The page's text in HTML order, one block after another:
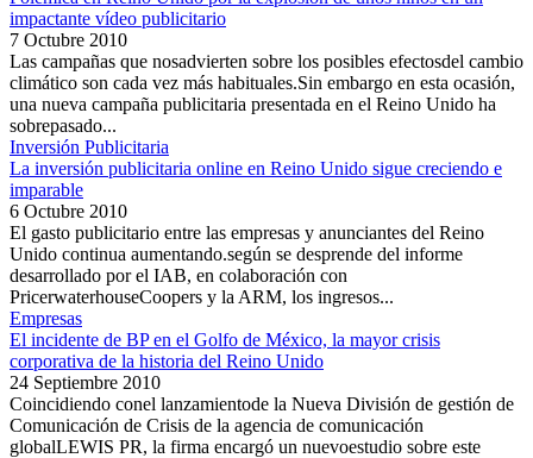
impactante vídeo publicitario
7 Octubre 2010
Las campañas que nosadvierten sobre los posibles efectosdel cambio
climático son cada vez más habituales.Sin embargo en esta ocasión,
una nueva campaña publicitaria presentada en el Reino Unido ha
sobrepasado...
Inversión Publicitaria
La inversión publicitaria online en Reino Unido sigue creciendo e
imparable
6 Octubre 2010
El gasto publicitario entre las empresas y anunciantes del Reino
Unido continua aumentando.según se desprende del informe
desarrollado por el IAB, en colaboración con
PricerwaterhouseCoopers y la ARM, los ingresos...
Empresas
El incidente de BP en el Golfo de México, la mayor crisis
corporativa de la historia del Reino Unido
24 Septiembre 2010
Coincidiendo conel lanzamientode la Nueva División de gestión de
Comunicación de Crisis de la agencia de comunicación
globalLEWIS PR, la firma encargó un nuevoestudio sobre este